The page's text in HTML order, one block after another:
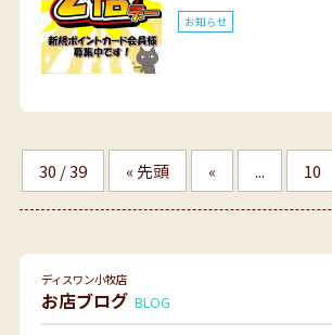
ディスワン小牧店
お店ブログ BLOG
お知らせ
30 / 39 « 先頭 « ... 10